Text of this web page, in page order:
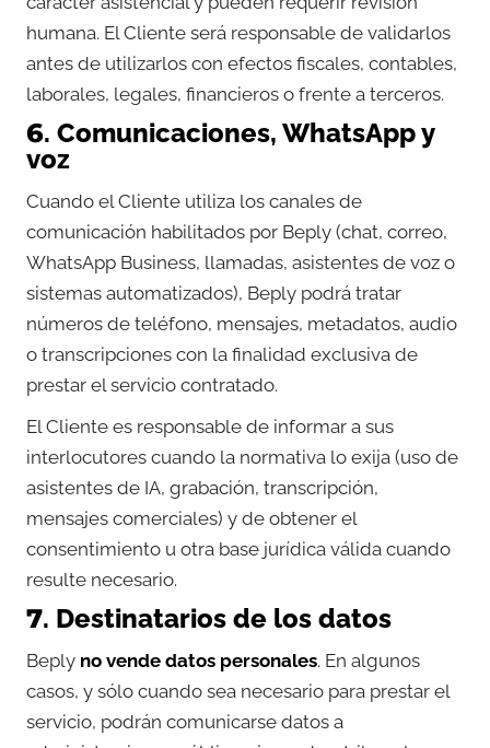
humana. El Cliente será responsable de validarlos
antes de utilizarlos con efectos fiscales, contables,
laborales, legales, financieros o frente a terceros.
6. Comunicaciones, WhatsApp y
voz
Cuando el Cliente utiliza los canales de
comunicación habilitados por Beply (chat, correo,
WhatsApp Business, llamadas, asistentes de voz o
sistemas automatizados), Beply podrá tratar
números de teléfono, mensajes, metadatos, audio
o transcripciones con la finalidad exclusiva de
prestar el servicio contratado.
El Cliente es responsable de informar a sus
interlocutores cuando la normativa lo exija (uso de
asistentes de IA, grabación, transcripción,
mensajes comerciales) y de obtener el
consentimiento u otra base jurídica válida cuando
resulte necesario.
7. Destinatarios de los datos
Beply no vende datos personales. En algunos
casos, y sólo cuando sea necesario para prestar el
servicio, podrán comunicarse datos a